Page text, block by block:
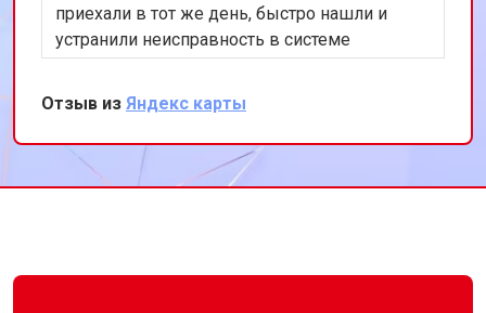
приехали в тот же день, быстро нашли и
устранили неисправность в системе
охлаждения. Я очень довольна их
оперативностью и качеством работы.
Спасибо за восстановление моего
холодильника!
Отзыв из Яндекс карты